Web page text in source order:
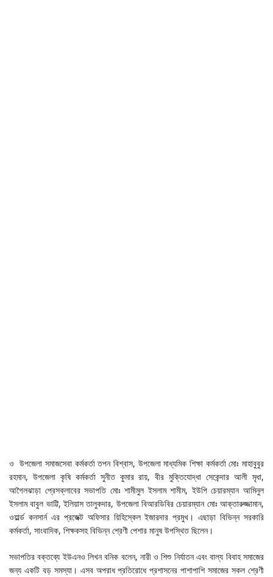
ও উপজেলা সমাজসেবা কর্মকর্তা তপন বিশ্বাস, উপজেলা মাধ্যমিক শিক্ষা কর্মকর্তা মোঃ মাহাবুবুর
রহমান, উপজেলা কৃষি কর্মকর্তা সুনীত কুমার রায়, বীর মুক্তিযোদ্ধা সেকেন্দার আলী মৃধা,
আগৈলঝাড়া প্রেসক্লাবের সভাপতি মোঃ শামীমুল ইসলাম শামীম, ইউপি চেয়ারম্যান আমিনুল
ইসলাম বাবুল ভাট্টি, ইলিয়াস তালুকদার, উপজেলা বিআরডিবির চেয়ারম্যান মোঃ আক্তারুজ্জামান,
ওয়ার্ল্ড কনসার্ন এর প্রজেক্ট অফিসার য়িহিস্কেল ইজারদার প্রমুখ। এছাড়া বিভিন্ন সরকারি
কর্মকর্তা, সাংবাদিক, শিক্ষকসহ বিভিন্ন শ্রেণী পেশার মানুষ উপস্থিত ছিলেন।
সভাপতির বক্তব্যে ইউএনও লিখন বনিক বলেন, নারী ও শিশু নির্যাতন এবং বাল্য বিবাহ সমাজের
জন্য একটি বড় সমস্যা। এসব অপরাধ প্রতিরোধে প্রশাসনের পাশাপাশি সমাজের সকল শ্রেণী